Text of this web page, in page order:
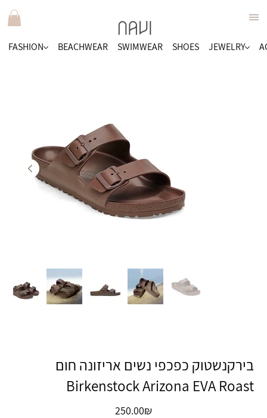
FASHION BEACHWEAR SWIMWEAR SHOES JEWELRY
בירקנשטוק כפכפי נשים אריזונה חום
Birkenstock Arizona EVA Roast
‏250.00 ‏₪